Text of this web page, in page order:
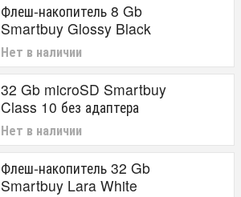
Флеш-накопитель 8 Gb
Smartbuy Glossy Black
Нет в наличии
32 Gb microSD Smartbuy
Class 10 без адаптера
Нет в наличии
Флеш-накопитель 32 Gb
Smartbuy Lara White